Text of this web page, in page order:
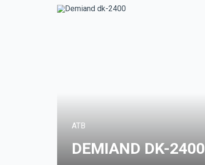
ATB
DEMIAND DK-2400